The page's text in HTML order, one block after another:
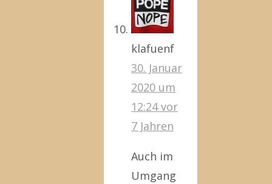
klafuenf
30. Januar
2020 um
12:24vor
7 Jahren
Auch im
Umgang